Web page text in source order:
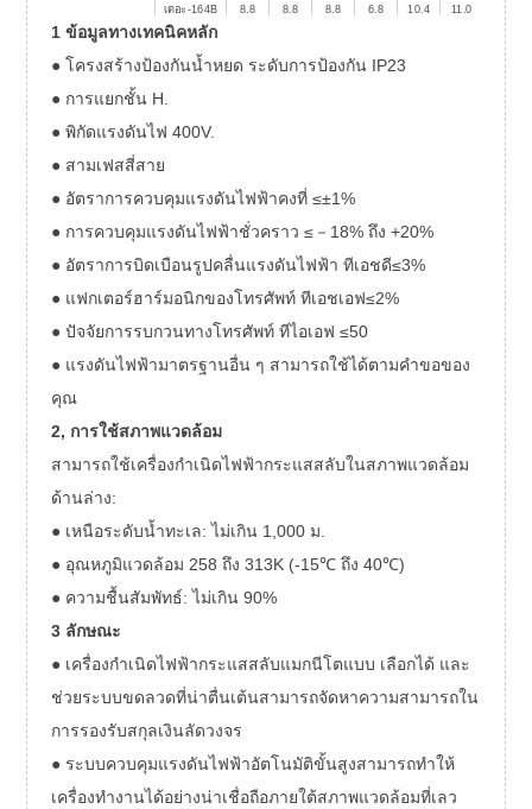
เดอะ-164B 8.8 8.8 8.8 6.8 10.4 11.0 11.0
เดอะ-164C 13.5
เดอะ-164D 12.8 12.8 12.8 10.8 16.0
1 ข้อมูลทางเทคนิคหลัก
● โครงสร้างป้องกันน้ำหยด ระดับการป้องกัน IP23
● การแยกชั้น H.
● พิกัดแรงดันไฟ 400V.
● สามเฟสสี่สาย
● อัตราการควบคุมแรงดันไฟฟ้าคงที่ ≤±1%
● การควบคุมแรงดันไฟฟ้าชั่วคราว ≤－18% ถึง +20%
● อัตราการบิดเบือนรูปคลื่นแรงดันไฟฟ้า ทีเอชดี≤3%
● แฟกเตอร์ฮาร์มอนิกของโทรศัพท์ ทีเอชเอฟ≤2%
● ปัจจัยการรบกวนทางโทรศัพท์ ทีไอเอฟ ≤50
● แรงดันไฟฟ้ามาตรฐานอื่น ๆ สามารถใช้ได้ตามคำขอของ
คุณ
2, การใช้สภาพแวดล้อม
สามารถใช้เครื่องกำเนิดไฟฟ้ากระแสสลับในสภาพแวดล้อม
ด้านล่าง:
● เหนือระดับน้ำทะเล: ไม่เกิน 1,000 ม.
● อุณหภูมิแวดล้อม 258 ถึง 313K (-15℃ ถึง 40℃)
● ความชื้นสัมพัทธ์: ไม่เกิน 90%
3 ลักษณะ
● เครื่องกำเนิดไฟฟ้ากระแสสลับแมกนีโตแบบ เลือกได้ และ
ช่วยระบบขดลวดที่น่าตื่นเต้นสามารถจัดหาความสามารถใน
การรองรับสกุลเงินลัดวงจร
● ระบบควบคุมแรงดันไฟฟ้าอัตโนมัติขั้นสูงสามารถทำให้
เครื่องทำงานได้อย่างน่าเชื่อถือภายใต้สภาพแวดล้อมที่เลว